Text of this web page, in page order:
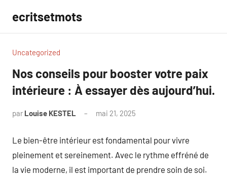
contenu
ecritsetmots
Uncategorized
Nos conseils pour booster votre paix
intérieure : À essayer dès aujourd’hui.
par Louise KESTEL mai 21, 2025
Le bien-être intérieur est fondamental pour vivre
pleinement et sereinement. Avec le rythme effréné de
la vie moderne, il est important de prendre soin de soi.